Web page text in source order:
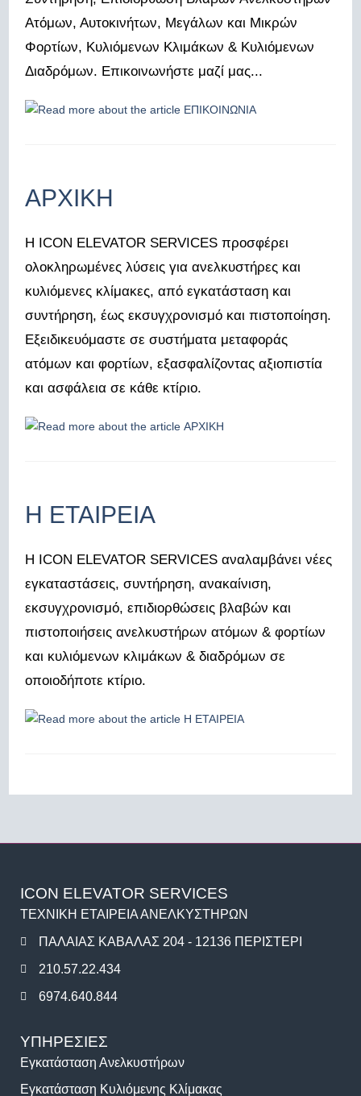
Ατόμων, Αυτοκινήτων, Μεγάλων και Μικρών
Φορτίων, Κυλιόμενων Κλιμάκων & Κυλιόμενων
Διαδρόμων. Επικοινωνήστε μαζί μας...
ΑΡΧΙΚΗ
Η ICON ELEVATOR SERVICES προσφέρει
ολοκληρωμένες λύσεις για ανελκυστήρες και
κυλιόμενες κλίμακες, από εγκατάσταση και
συντήρηση, έως εκσυγχρονισμό και πιστοποίηση.
Εξειδικευόμαστε σε συστήματα μεταφοράς
ατόμων και φορτίων, εξασφαλίζοντας αξιοπιστία
και ασφάλεια σε κάθε κτίριο.
Η ΕΤΑΙΡΕΙΑ
Η ICON ELEVATOR SERVICES αναλαμβάνει νέες
εγκαταστάσεις, συντήρηση, ανακαίνιση,
εκσυγχρονισμό, επιδιορθώσεις βλαβών και
πιστοποιήσεις ανελκυστήρων ατόμων & φορτίων
και κυλιόμενων κλιμάκων & διαδρόμων σε
οποιοδήποτε κτίριο.
ICON ELEVATOR SERVICES
ΤΕΧΝΙΚΗ ΕΤΑΙΡΕΙΑ ΑΝΕΛΚΥΣΤΗΡΩΝ
ΠΑΛΑΙΑΣ ΚΑΒΑΛΑΣ 204 - 12136 ΠΕΡΙΣΤΕΡΙ
210.57.22.434
6974.640.844
ΥΠΗΡΕΣΙΕΣ
Εγκατάσταση Ανελκυστήρων
Εγκατάσταση Κυλιόμενης Κλίμακας